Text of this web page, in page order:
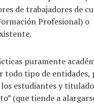
de trabajadores de
Profesional) o
puramente
todo tipo de entidades,
estudiantes y
(que tiende a